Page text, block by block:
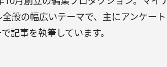
全般の幅広いテーマで、主にアンケー
記事を執筆しています。